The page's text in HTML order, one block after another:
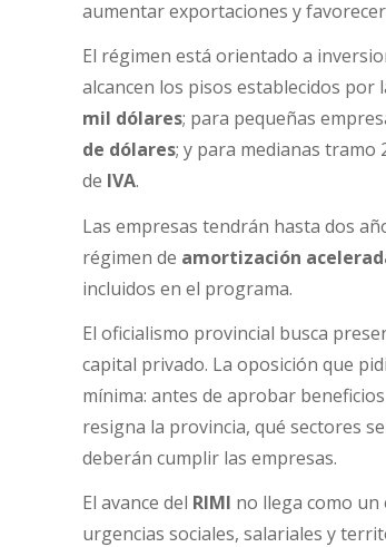
aumentar exportaciones y
El régimen está orientado a
alcancen los pisos establecidos por
mil dólares; para pequeñas
de dólares; y para medianas tramo
de IVA.
Las empresas tendrán hasta dos
régimen de amortización
incluidos en el programa.
El oficialismo provincial busca
capital privado. La oposición que
mínima: antes de aprobar
resigna la provincia, qué sectores
deberán cumplir las empresas.
El avance del RIMI no llega como un
urgencias sociales, salariales y